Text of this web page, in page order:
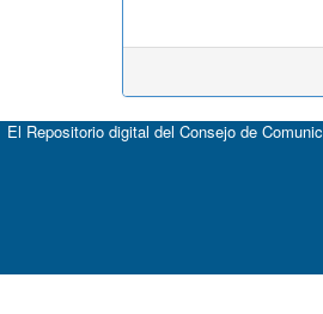
El Repositorio digital del Consejo de